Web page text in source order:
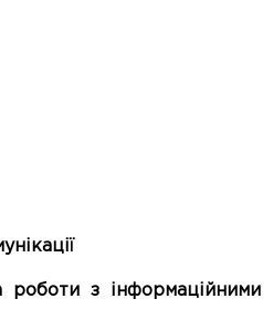
роботи з інформаційними